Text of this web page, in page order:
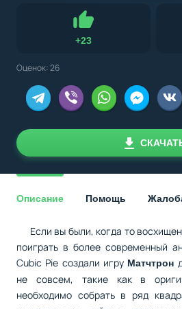
+23
Нравится
Оценок:26
Описание Помощь
Если вы были, когда то
поиграть в более современный
Cubic Pie создали игру Матчтрон
не совсем, такие как в
необходимо собрать в ряд